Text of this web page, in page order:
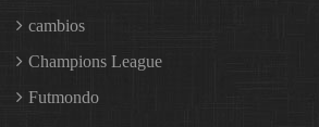
cambios
Champions League
Futmondo